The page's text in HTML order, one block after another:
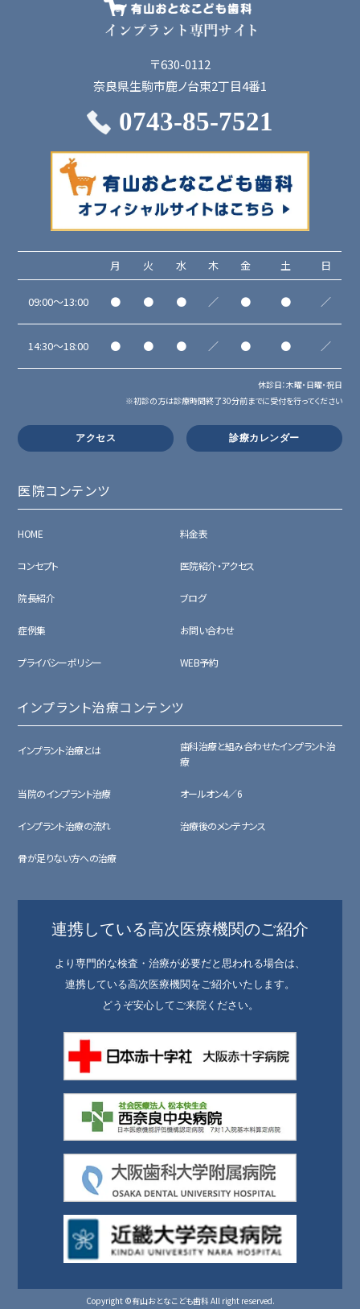
〒630-0112
奈良県生駒市鹿ノ台東2丁目4番1
0743-85-7521
月 火 水 木 金 土 日
09:00～13:00 ● ● ● ／ ● ● ／
14:30～18:00 ● ● ● ／ ● ● ／
休診日：木曜・日曜・祝日
※初診の方は診療時間終了30分前までに受付を行ってください
アクセス 診療カレンダー
医院コンテンツ
HOME 料金表
コンセプト 医院紹介・アクセス
院長紹介 ブログ
症例集 お問い合わせ
プライバシーポリシー WEB予約
インプラント治療コンテンツ
インプラント治療とは
歯科治療と組み合わせたインプラント治
療
当院のインプラント治療 オールオン4／6
インプラント治療の流れ 治療後のメンテナンス
骨が足りない方への治療
連携している高次医療機関のご紹介
より専門的な検査・治療が必要だと思われる場合は、
連携している高次医療機関をご紹介いたします。
どうぞ安心してご来院ください。
Copyright ©有山おとなこども歯科 All right reserved.